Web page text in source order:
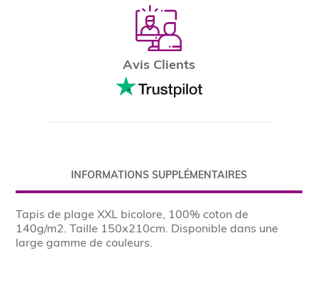
Avis Clients
INFORMATIONS SUPPLÉMENTAIRES
Tapis de plage XXL bicolore, 100% coton de
140g/m2. Taille 150x210cm. Disponible dans une
large gamme de couleurs.